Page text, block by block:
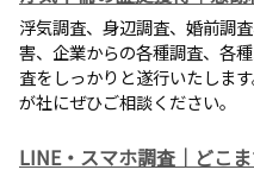
浮気調査、身辺調査、婚前調査
害、企業からの各種調査、各
査をしっかりと遂行いたしま
が社にぜひご相談ください。
LINE・スマホ調査｜どこ